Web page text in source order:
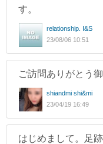
す。
relationship. I&S
23/08/06 10:51
ご訪問ありがとう
shiandmi shi&mi
23/04/19 16:49
はじめまして。足